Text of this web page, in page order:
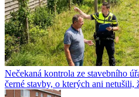
Nečekaná kontrola ze stavebního
černé stavby, o kterých ani netušili,